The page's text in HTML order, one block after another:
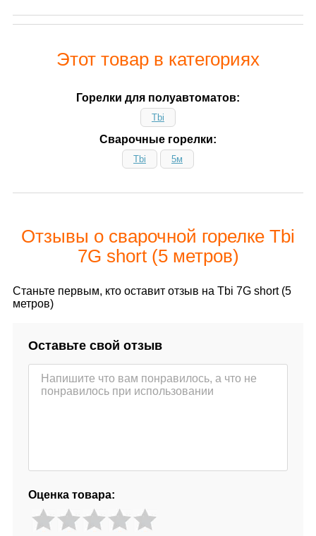
Этот товар в категориях
Горелки для полуавтоматов:
Tbi
Сварочные горелки:
Tbi 5м
Отзывы о сварочной горелке Tbi
7G short (5 метров)
Станьте первым, кто оставит отзыв на Tbi 7G short (5
метров)
Оставьте свой отзыв
Оценка товара: